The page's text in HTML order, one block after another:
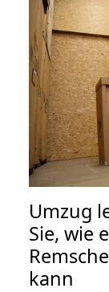
Umzug
Sie, wie
kann